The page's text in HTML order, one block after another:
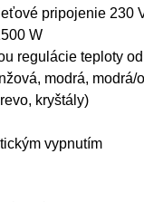
pripojenie 230
W
regulácie teploty od
modrá,
kryštály)
vypnutím